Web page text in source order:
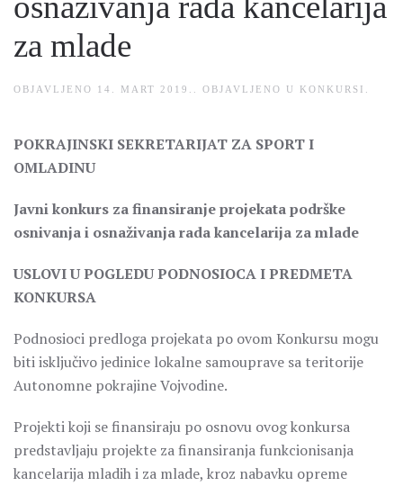
za mlade
OBJAVLJENO 14. MART 2019. . OBJAVLJENO U KONKURSI
POKRAJINSKI SEKRETARIJAT ZA SPORT I
OMLADINU
Javni konkurs za finansiranje projekata podrške
osnivanja i osnaživanja rada kancelarija za mlade
USLOVI U POGLEDU PODNOSIOCA I PREDMETA
KONKURSA
Podnosioci predloga projekata po ovom Konkursu mogu
biti isključivo jedinice lokalne samouprave sa teritorije
Autonomne pokrajine Vojvodine.
Projekti koji se finansiraju po osnovu ovog konkursa
predstavljaju projekte za finansiranja funkcionisanja
kancelarija mladih i za mlade, kroz nabavku opreme